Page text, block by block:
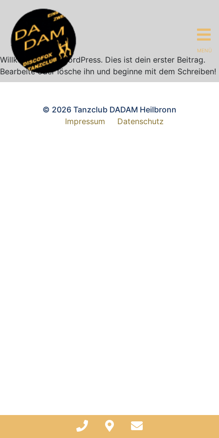
MENÜ
Willkommen bei WordPress. Dies ist dein erster Beitrag.
Bearbeite oder lösche ihn und beginne mit dem Schreiben!
© 2026 Tanzclub DADAM Heilbronn
Impressum
Datenschutz